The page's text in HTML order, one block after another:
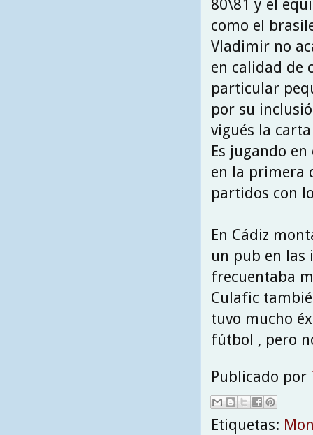
80\81 y el
como el
Vladimir no
en calidad de
particular
por su
vigués la
Es jugando
en la primera
partidos con
En Cádiz
un pub en las
frecuentaba
Culafic
tuvo mucho
fútbol , pero
Publicado por
Etiquetas: